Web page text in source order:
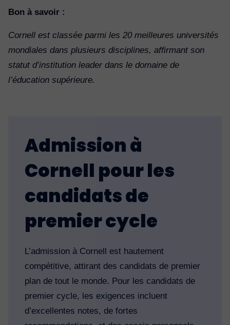
Bon à savoir :
Cornell est classée parmi les 20 meilleures universités
mondiales dans plusieurs disciplines, affirmant son
statut d’institution leader dans le domaine de
l’éducation supérieure.
Admission à
Cornell pour les
candidats de
premier cycle
L’admission à Cornell est hautement
compétitive, attirant des candidats de premier
plan de tout le monde. Pour les candidats de
premier cycle, les exigences incluent
d’excellentes notes, de fortes